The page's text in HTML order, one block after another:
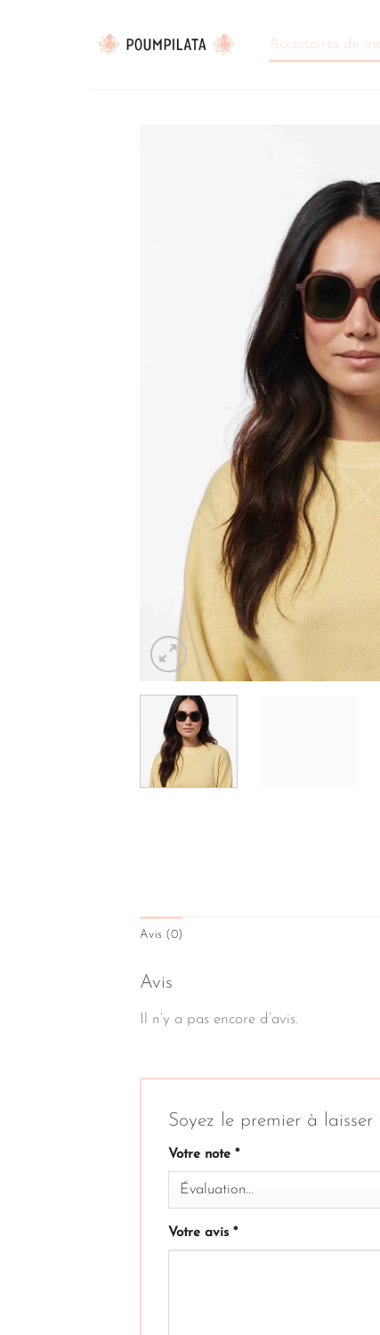
contenu
Accessoires de
Avis (0)
Avis
Il n’y a pas encore d’avis.
Soyez le premier à
Votre note *
Votre avis *